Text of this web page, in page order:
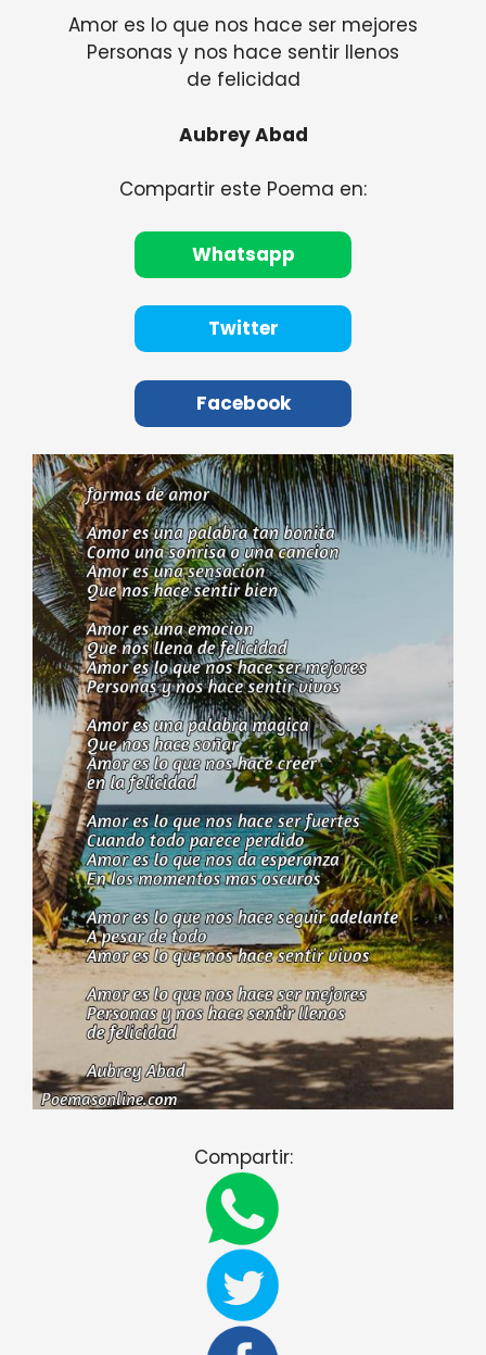
Amor es lo que nos hace ser mejores
Personas y nos hace sentir llenos
de felicidad
Aubrey Abad
Compartir este Poema en:
Whatsapp
Twitter
Facebook
Compartir: